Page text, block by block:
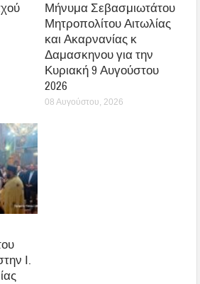
Μήνυμα Σεβασμιωτάτου
Μητροπολίτου Αιτωλίας
και Ακαρνανίας κ
Δαμασκηνου για την
Κυριακή 9 Αυγούστου
2026
08 Αυγούστου, 2026
Ι.